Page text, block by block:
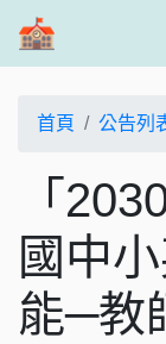
首頁 公告列
「
國中
能─教